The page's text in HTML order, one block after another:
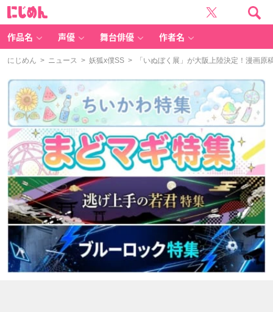
作品名 声優 舞台俳優 作者名
にじめん > ニュース > 妖狐x僕SS > 「いぬぼく展」が大阪上陸決定！漫画原